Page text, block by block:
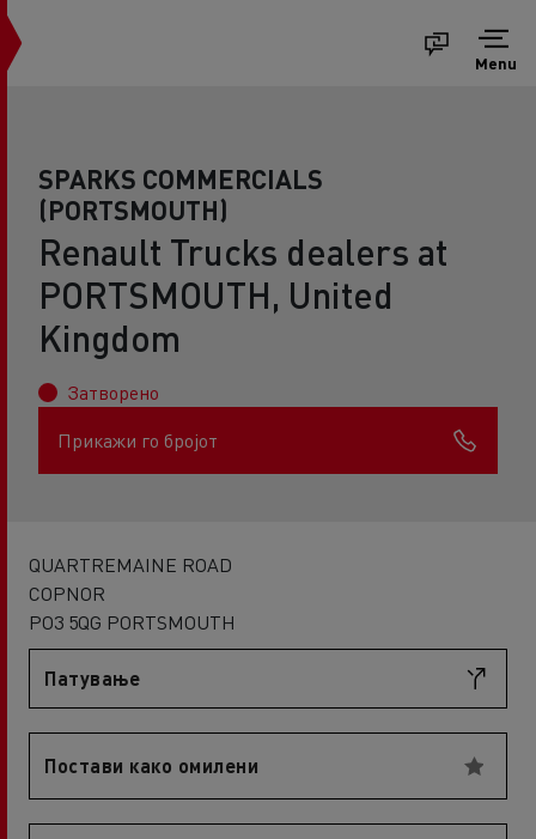
Menu
SPARKS COMMERCIALS
(PORTSMOUTH)
Renault Trucks dealers at
PORTSMOUTH, United
Kingdom
Затворено
Прикажи го бројот
QUARTREMAINE ROAD
COPNOR
PO3 5QG PORTSMOUTH
Патување
Постави како омилени